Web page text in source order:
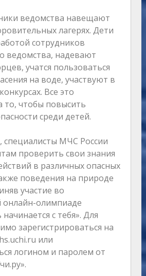
ведомства навещают
лагерях. Дети
сотрудников
ведомства, надевают
учатся пользоваться
на воде, участвуют в
Все это
то, чтобы повысить
среди детей.
специалисты МЧС России
проверить свои знания
в различных опасных
поведения на природе
участие во
онлайн-олимпиаде
с тебя». Для
зарегистрироваться на
или
логином и паролем от